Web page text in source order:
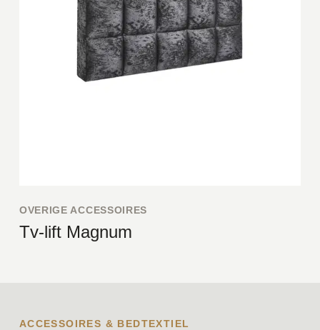
OVERIGE ACCESSOIRES
Tv-lift Magnum
ACCESSOIRES & BEDTEXTIEL